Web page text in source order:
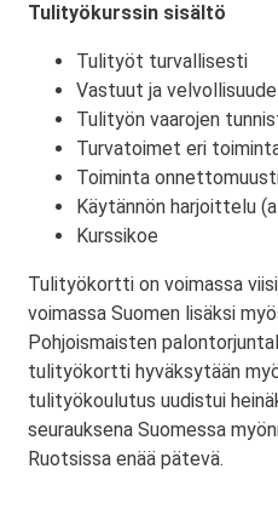
Tulityökurssin sisältö
Tulityöt turvallisesti
Vastuut ja
Tulityön vaarojen
Turvatoimet eri
Toiminta
Käytännön harjoittelu
Kurssikoe
Tulityökortti on voimassa
voimassa Suomen lisäksi
Pohjoismaisten
tulityökortti hyväksytään
tulityökoulutus uudistui
seurauksena Suomessa
Ruotsissa enää pätevä.